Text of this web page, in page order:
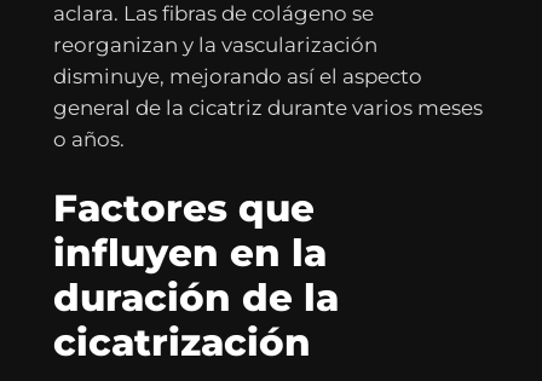
aclara. Las fibras de colágeno se
reorganizan y la vascularización
disminuye, mejorando así el aspecto
general de la cicatriz durante varios meses
o años.
Factores que
influyen en la
duración de la
cicatrización